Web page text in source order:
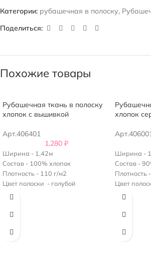
Категории: рубашечная в полоску,
Поделиться:
Похожие товары
Рубашечная ткань в полоску
хлопок c вышивкой
Арт.406401
1,280 ₽
Ширина - 1,42м
Состав - 100% хлопок
Плотность - 110 г/м2
Цвет полоски - голубой
хлопок
Ширина -
Состав -
Плотность
Цвет
Ширина